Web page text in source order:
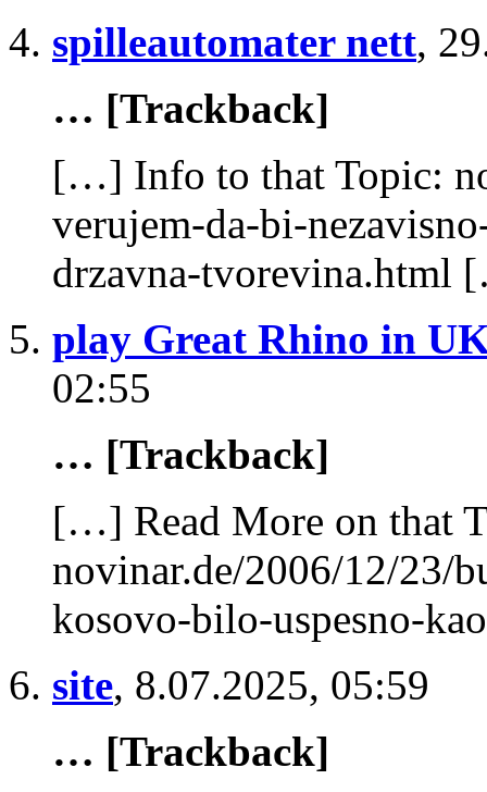
spilleautomater nett,
… [Trackback]
[…] Info to that Topic:
verujem-da-bi-
drzavna-tvorevina.html
play Great Rhino in
02:55
… [Trackback]
[…] Read More on that
novinar.de/2006/12/23/
kosovo-bilo-uspesno-
site, 8.07.2025, 05:59
… [Trackback]